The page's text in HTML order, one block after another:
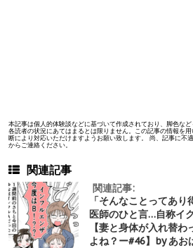
本記事は個人的体験談などに基づいて作成されており、脚色な
各読者の状況にあてはまるとは限りません。この記事の情報を
断により対応いただけますようお願い致します。 尚、記事に不
からご連絡ください。
関連記事
関連記事:
「そんなことってあ
医師のひと言…自称イ
【妻と身体が入れ替
よね？ー#46】by あお